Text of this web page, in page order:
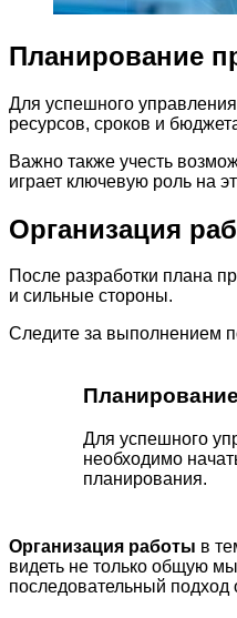
Планирование
Для успешного
ресурсов, сроков и
Важно также учесть
играет ключевую роль на
Организация
После разработки плана
и сильные стороны.
Следите за выполнением
Для успешного
необходимо
планирования.
Организация работы в
видеть не только общую
последовательный подход